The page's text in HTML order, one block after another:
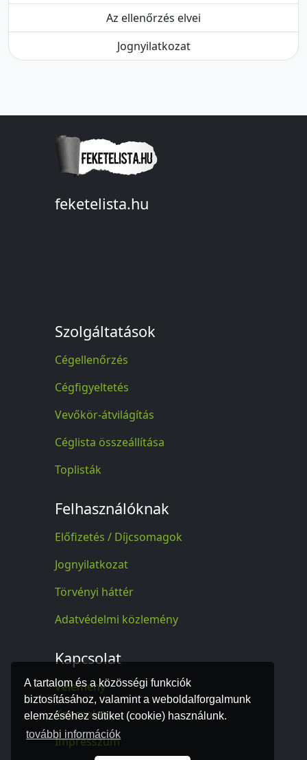
A tartalom és a közösségi funkciók
biztosításához, valamint a weboldalforgalmunk
elemzéséhez sütiket (cookie) használunk.
további információk
Az ellenőrzés elvei
Jognyilatkozat
feketelista.hu
Szolgáltatások
Cégellenőrzés
Cégfigyeltetés
Vevőkör-átvilágítás
Céglista összeállítása
Toplisták
Felhasználóknak
Előfizetés / Díjcsomagok
Jognyilatkozat
Törvényi háttér
Adatvédelmi közlemény
Kapcsolat
Vélemény
Kapcsolat
Impresszum